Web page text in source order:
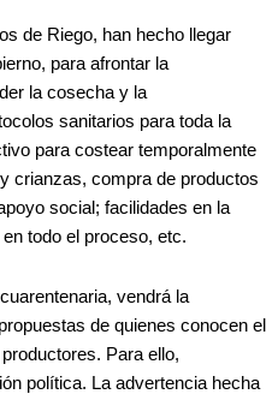
de Riego, han hecho llegar
para afrontar la
la cosecha y la
sanitarios para toda la
para costear temporalmente
crianzas, compra de productos
social; facilidades en la
todo el proceso, etc.
vendrá la
de quienes conocen el
Para ello,
política. La advertencia hecha